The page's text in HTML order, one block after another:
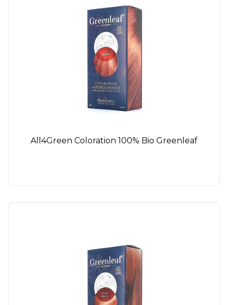
All4Green Coloration 100% Bio Greenleaf